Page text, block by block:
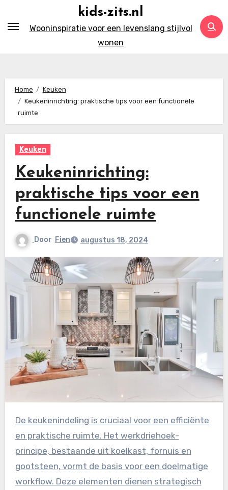
naar
kids-zits.nl
Wooninspiratie voor een levenslang stijlvol
wonen
Home
Keuken
Keukeninrichting: praktische tips voor een functionele
ruimte
Keuken
Keukeninrichting:
praktische tips voor een
functionele ruimte
Door Fien augustus 18, 2024
De keukenindeling is cruciaal voor een efficiënte
en praktische ruimte. Het werkdriehoek-
principe, bestaande uit koelkast, fornuis en
gootsteen, vormt de basis voor een doelmatige
workflow. Deze elementen dienen strategisch